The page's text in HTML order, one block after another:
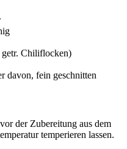
Chiliflocken)
davon, fein geschnitten
der Zubereitung aus dem
temperieren lassen.